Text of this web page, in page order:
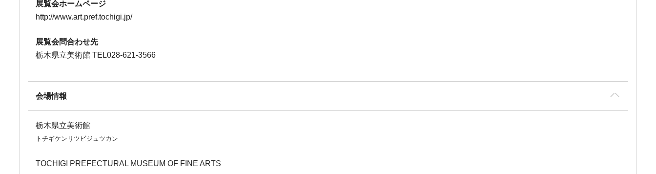
展覧会ホームページ
http://www.art.pref.tochigi.jp/
展覧会問合わせ先
栃木県立美術館 TEL028-621-3566
会場情報
栃木県立美術館
トチギケンリツビジュツカン
TOCHIGI PREFECTURAL MUSEUM OF FINE ARTS